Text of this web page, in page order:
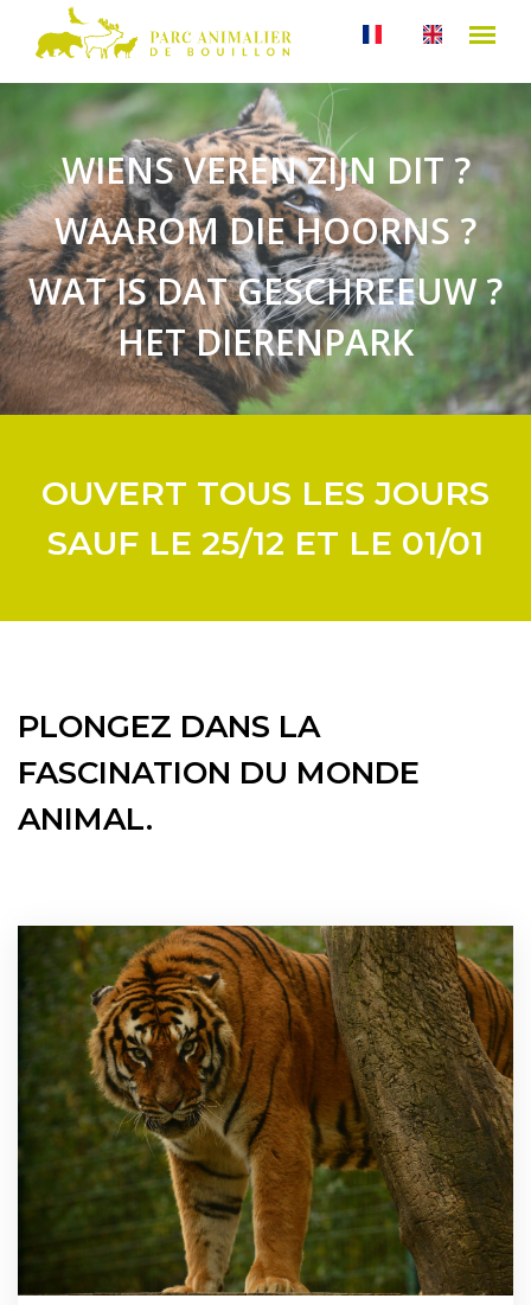
WIENS VEREN ZIJN DIT ?
WAAROM DIE HOORNS ?
WAT IS DAT GESCHREEUW ?
HET DIERENPARK
OUVERT TOUS LES JOURS
SAUF LE 25/12 ET LE 01/01
PLONGEZ DANS LA
FASCINATION DU MONDE
ANIMAL.